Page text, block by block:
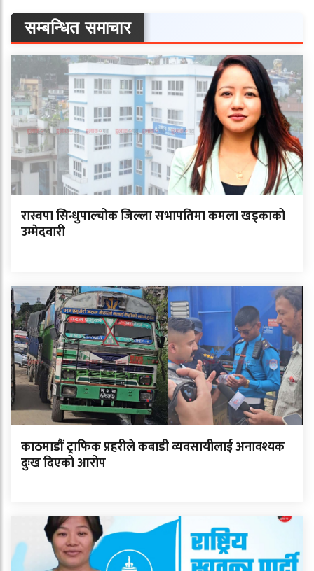
सम्बन्धित समाचार
रास्वपा सिन्धुपाल्चोक जिल्ला सभापतिमा कमला खड्काको
उम्मेदवारी
काठमाडौं ट्राफिक प्रहरीले कबाडी व्यवसायीलाई अनावश्यक
दुःख दिएको आरोप